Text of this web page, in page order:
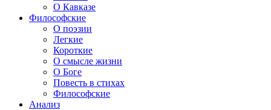
О Кавказе
Философские
О поэзии
Легкие
Короткие
О смысле жизни
О Боге
Повесть в стихах
Философские
Анализ